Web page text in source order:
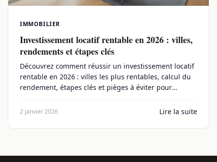
IMMOBILIER
Investissement locatif rentable en 2026 : villes,
rendements et étapes clés
Découvrez comment réussir un investissement locatif
rentable en 2026 : villes les plus rentables, calcul du
rendement, étapes clés et pièges à éviter pour
2 janvier 2026 Lire la suite